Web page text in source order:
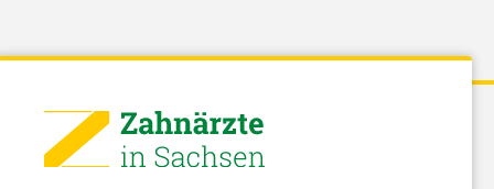
Landeszahnärztekammer Sachsen